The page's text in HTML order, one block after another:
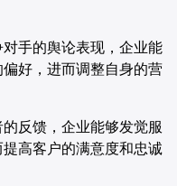
手的舆论表现，企业能
好，进而调整自身的营
反馈，企业能够发觉服
高客户的满意度和忠诚